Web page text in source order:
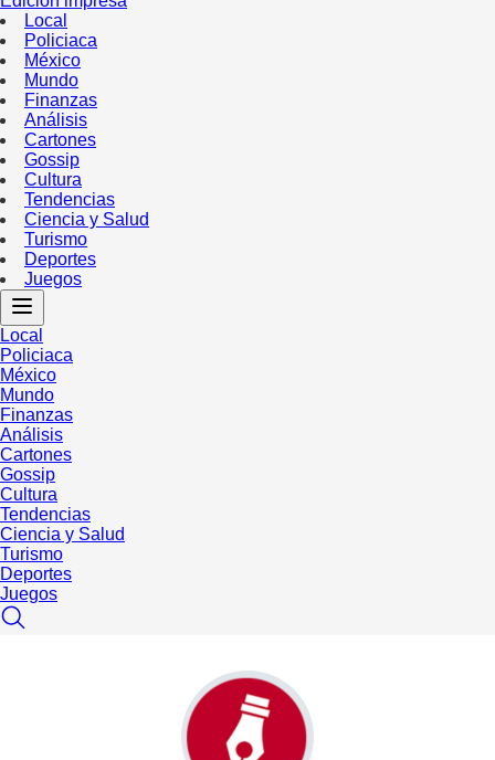
Local
Policiaca
México
Mundo
Finanzas
Análisis
Cartones
Gossip
Cultura
Tendencias
Ciencia y Salud
Turismo
Deportes
Juegos
Local
Policiaca
México
Mundo
Finanzas
Análisis
Cartones
Gossip
Cultura
Tendencias
Ciencia y Salud
Turismo
Deportes
Juegos